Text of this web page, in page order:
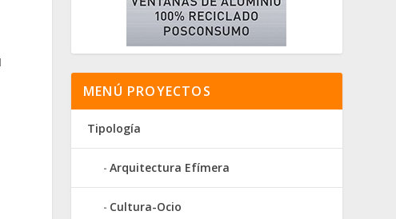
MENÚ PROYECTOS
Tipología
Arquitectura Efímera
Cultura-Ocio